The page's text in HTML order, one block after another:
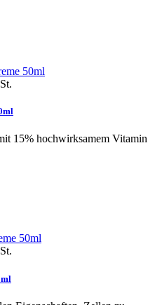
15% hochwirksamem Vitamin